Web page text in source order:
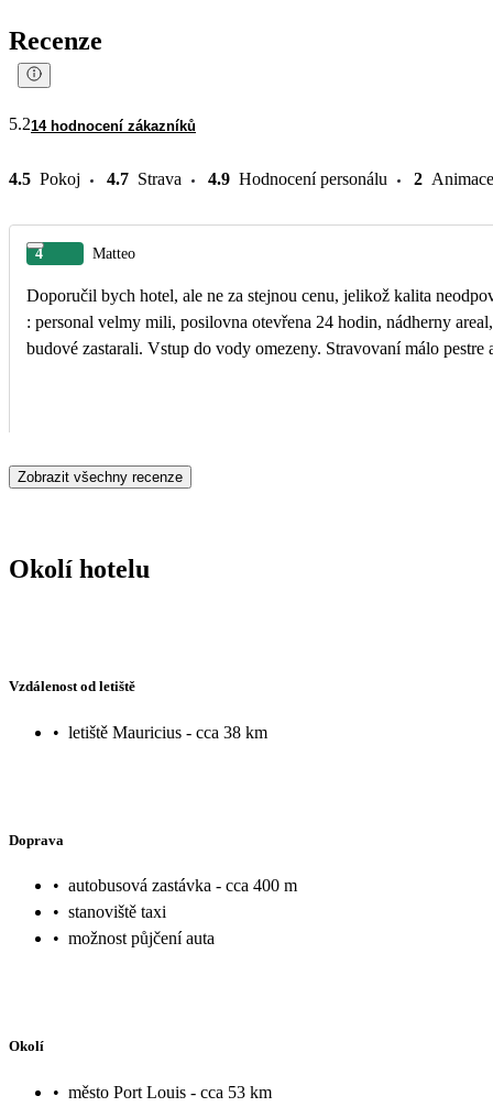
Recenze
5.214 hodnocení zákazníků
4.5 Pokoj 4.7 Strava 4.9 Hodnocení personálu 2 Animace
4 Matteo
Doporučil bych hotel, ale ne za stejnou cenu, jelikož kalita
: personal velmy mili, posilovna otevřena 24 hodin, nádherny
budové zastarali. Vstup do vody omezeny. Stravovaní málo pestre
Zobrazit všechny recenze
Okolí hotelu
Vzdálenost od letiště
• letiště Mauricius - cca 38 km
Doprava
• autobusová zastávka - cca 400 m
• stanoviště taxi
• možnost půjčení auta
Okolí
• město Port Louis - cca 53 km